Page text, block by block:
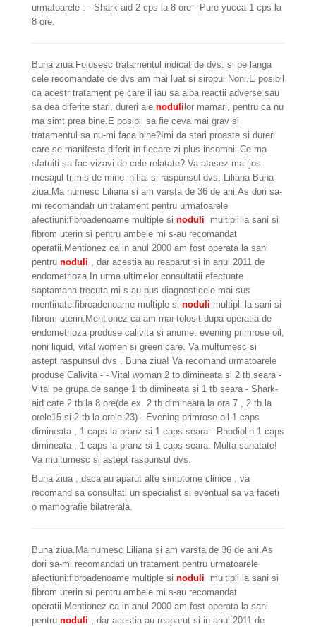
urmatoarele : - Shark aid 2 cps la 8 ore - Pure yucca 1 cps la
8 ore.
Buna ziua.Folosesc tratamentul indicat de dvs. si pe langa
cele recomandate de dvs am mai luat si siropul Noni.E posibil
ca acestr tratament pe care il iau sa aiba reactii adverse sau
sa dea diferite stari, dureri ale noduli lor mamari, pentru ca nu
ma simt prea bine.E posibil sa fie ceva mai grav si
tratamentul sa nu-mi faca bine?Imi da stari proaste si dureri
care se manifesta diferit in fiecare zi plus insomnii.Ce ma
sfatuiti sa fac vizavi de cele relatate? Va atasez mai jos
mesajul trimis de mine initial si raspunsul dvs. Liliana Buna
ziua.Ma numesc Liliana si am varsta de 36 de ani.As dori sa-
mi recomandati un tratament pentru urmatoarele
afectiuni:fibroadenoame multiple si noduli
multipli la sani si
fibrom uterin si pentru ambele mi s-au recomandat
operatii.Mentionez ca in anul 2000 am fost operata la sani
pentru noduli , dar acestia au reaparut si in anul 2011 de
endometrioza.In urma ultimelor consultatii efectuate
saptamana trecuta mi s-au pus diagnosticele mai sus
mentinate:fibroadenoame multiple si noduli multipli la sani si
fibrom uterin.Mentionez ca am mai folosit dupa operatia de
endometrioza produse calivita si anume: evening primrose oil,
noni liquid, vital women si green care. Va multumesc si
astept raspunsul dvs . Buna ziua! Va recomand urmatoarele
produse Calivita - - Vital woman 2 tb dimineata si 2 tb seara -
Vital pe grupa de sange 1 tb dimineata si 1 tb seara - Shark-
aid cate 2 tb la 8 ore(de ex. 2 tb dimineata la ora 7 , 2 tb la
orele15 si 2 tb la orele 23) - Evening primrose oil 1 caps
dimineata , 1 caps la pranz si 1 caps seara - Rhodiolin 1 caps
dimineata , 1 caps la pranz si 1 caps seara. Multa sanatate!
Va multumesc si astept raspunsul dvs.
Buna ziua , daca au aparut alte simptome clinice , va
recomand sa consultati un specialist si eventual sa va faceti
o mamografie bilatrerala.
Buna ziua.Ma numesc Liliana si am varsta de 36 de ani.As
dori sa-mi recomandati un tratament pentru urmatoarele
afectiuni:fibroadenoame multiple si noduli
multipli la sani si
fibrom uterin si pentru ambele mi s-au recomandat
operatii.Mentionez ca in anul 2000 am fost operata la sani
pentru noduli
, dar acestia au reaparut si in anul 2011 de